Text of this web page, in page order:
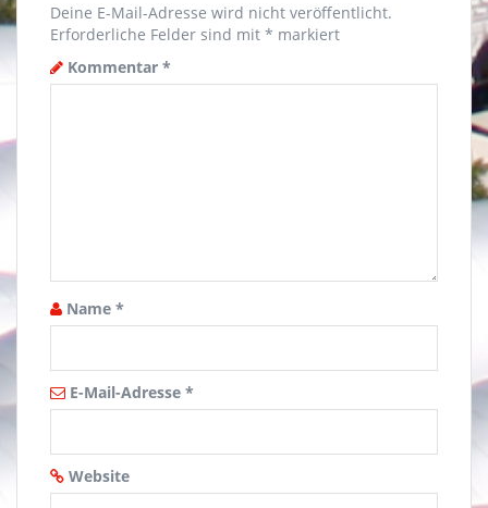
Deine E-Mail-Adresse wird nicht veröffentlicht.
Erforderliche Felder sind mit * markiert
Kommentar *
Name *
E-Mail-Adresse *
Website